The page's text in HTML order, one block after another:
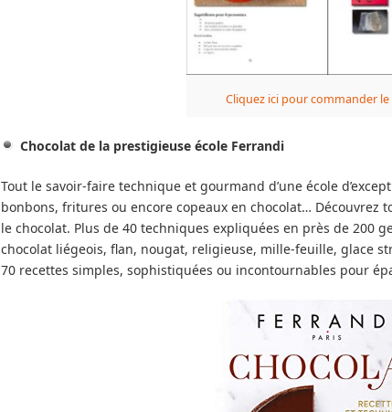
Cliquez ici pour commander le
Chocolat de la prestigieuse école Ferrandi
Tout le savoir-faire technique et gourmand d’une école
bonbons, fritures ou encore copeaux en chocolat… Découvrez
le chocolat. Plus de 40 techniques expliquées en près de 200
chocolat liégeois, flan, nougat, religieuse, mille-feuille, glace
70 recettes simples, sophistiquées ou incontournables pour